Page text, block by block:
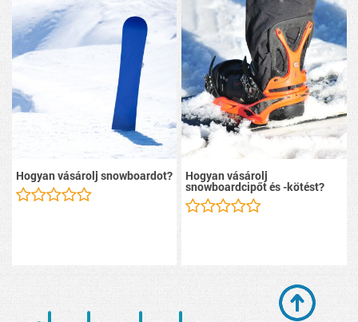
Hogyan vásárolj snowboardot? Hogyan vásárolj
snowboardcipőt és -kötést?